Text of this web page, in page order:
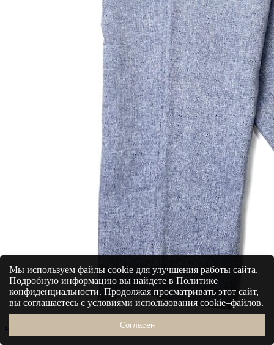
17 850 руб.
Мы используем файлы cookie для улучшения работы сайта.
Подробную информацию вы найдете в Политике
конфиденциальности. Продолжая просматривать этот сайт,
вы соглашаетесь с условиями использования cookie–файлов.
Согласен